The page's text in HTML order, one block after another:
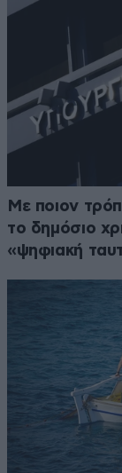
Με ποιον
το δημόσιο
«ψηφιακή